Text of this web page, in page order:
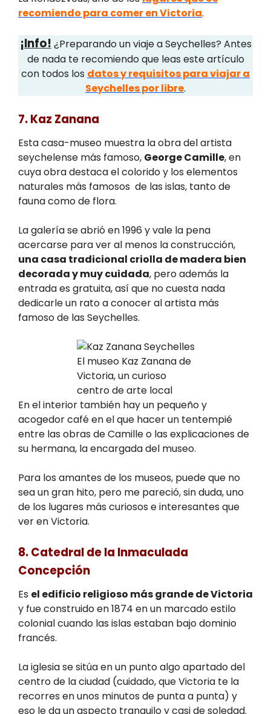
recomiendo para comer en Victoria.
¡Info! ¿Preparando un viaje a Seychelles? Antes
de nada te recomiendo que leas este artículo
con todos los datos y requisitos para viajar a
Seychelles por libre.
7. Kaz Zanana
Esta casa-museo muestra la obra del artista
seychelense más famoso, George Camille, en
cuya obra destaca el colorido y los elementos
naturales más famosos de las islas, tanto de
fauna como de flora.
La galería se abrió en 1996 y vale la pena
acercarse para ver al menos la construcción,
una casa tradicional criolla de madera bien
decorada y muy cuidada, pero además la
entrada es gratuita, así que no cuesta nada
dedicarle un rato a conocer al artista más
famoso de las Seychelles.
El museo Kaz Zanana de
Victoria, un curioso
centro de arte local
En el interior también hay un pequeño y
acogedor café en el que hacer un tentempié
entre las obras de Camille o las explicaciones de
su hermana, la encargada del museo.
Para los amantes de los museos, puede que no
sea un gran hito, pero me pareció, sin duda, uno
de los lugares más curiosos e interesantes que
ver en Victoria.
8. Catedral de la Inmaculada
Concepción
Es el edificio religioso más grande de Victoria
y fue construido en 1874 en un marcado estilo
colonial cuando las islas estaban bajo dominio
francés.
La iglesia se sitúa en un punto algo apartado del
centro de la ciudad (cuidado, que Victoria te la
recorres en unos minutos de punta a punta) y
eso le da un aspecto tranquilo y casi de soledad.